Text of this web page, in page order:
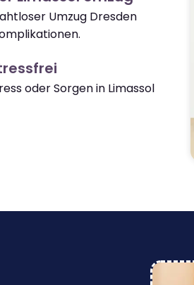
Umzug Dresden
oder Sorgen in Limassol